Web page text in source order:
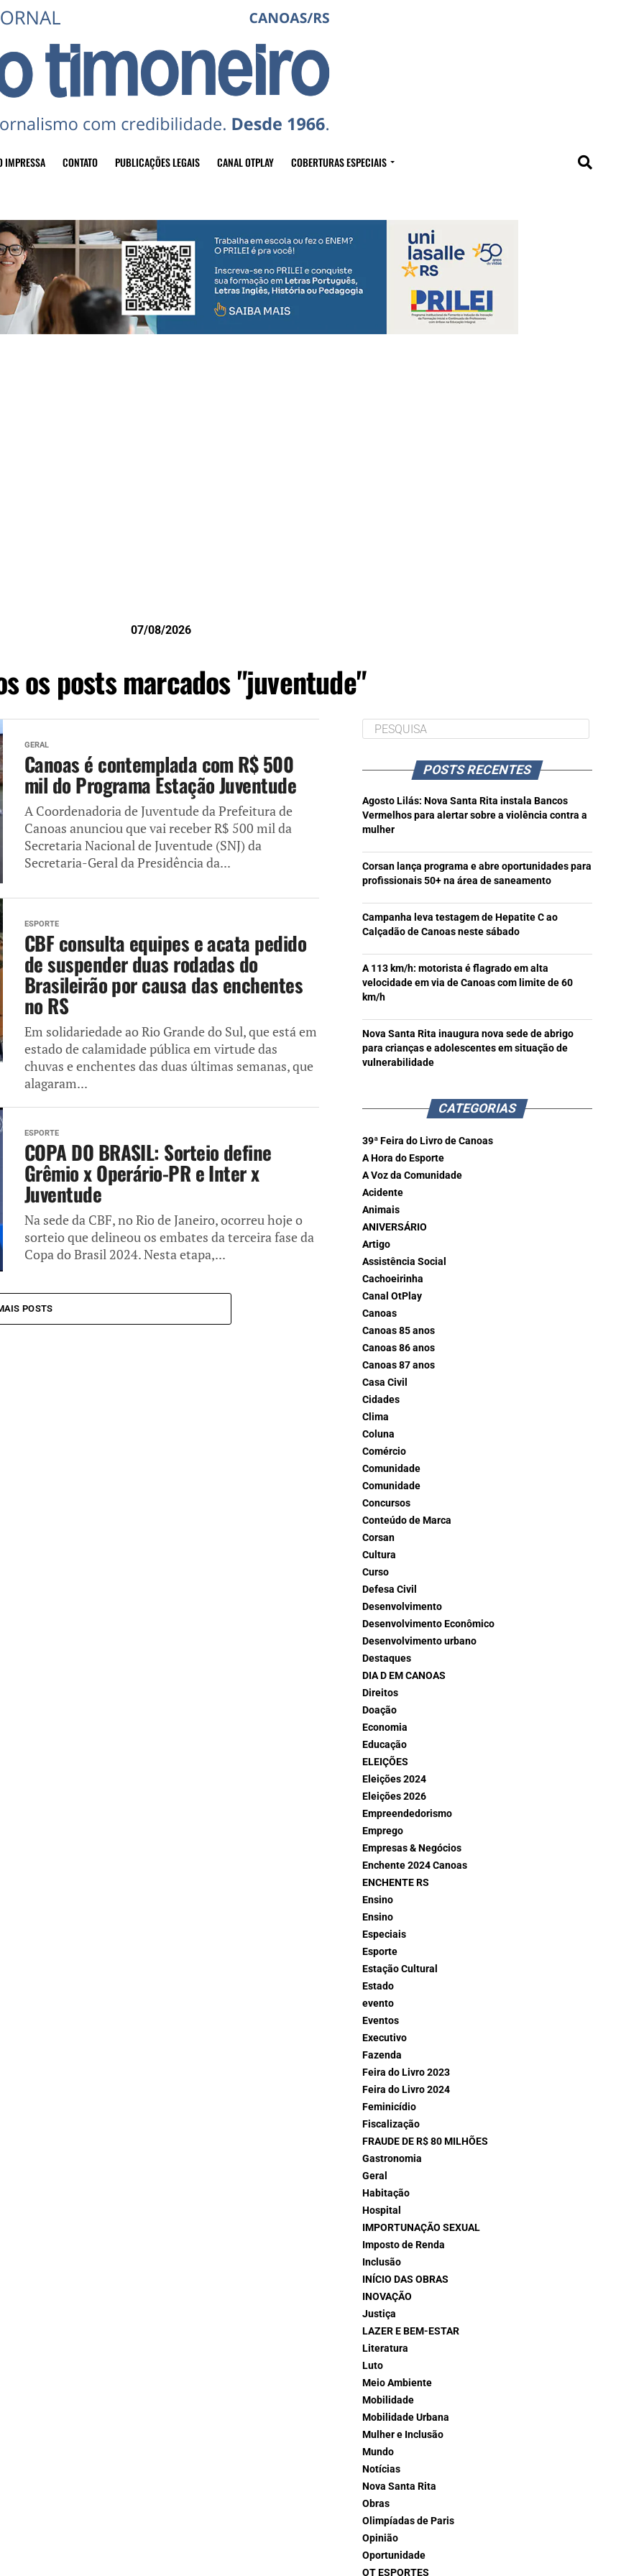
IMPRESSA CONTATO PUBLICAÇÕES LEGAIS CANAL OTPLAY COBERTURAS ESPECIAIS
07/08/2026
os posts marcados "juventude"
GERAL
Canoas é contemplada com R$ 500
mil do Programa Estação Juventude
A Coordenadoria de Juventude da Prefeitura de
Canoas anunciou que vai receber R$ 500 mil da
Secretaria Nacional de Juventude (SNJ) da
Secretaria-Geral da Presidência da...
ESPORTE
CBF consulta equipes e acata pedido
de suspender duas rodadas do
Brasileirão por causa das enchentes
no RS
Em solidariedade ao Rio Grande do Sul, que está em
estado de calamidade pública em virtude das
chuvas e enchentes das duas últimas semanas, que
alagaram...
ESPORTE
COPA DO BRASIL: Sorteio define
Grêmio x Operário-PR e Inter x
Juventude
Na sede da CBF, no Rio de Janeiro, ocorreu hoje o
sorteio que delineou os embates da terceira fase da
Copa do Brasil 2024. Nesta etapa,...
POSTS
POSTS RECENTES
Agosto Lilás: Nova Santa Rita instala Bancos
Vermelhos para alertar sobre a violência contra a
mulher
Corsan lança programa e abre oportunidades para
profissionais 50+ na área de saneamento
Campanha leva testagem de Hepatite C ao
Calçadão de Canoas neste sábado
A 113 km/h: motorista é flagrado em alta
velocidade em via de Canoas com limite de 60
km/h
Nova Santa Rita inaugura nova sede de abrigo
para crianças e adolescentes em situação de
vulnerabilidade
CATEGORIAS
39ª Feira do Livro de Canoas
A Hora do Esporte
A Voz da Comunidade
Acidente
Animais
ANIVERSÁRIO
Artigo
Assistência Social
Cachoeirinha
Canal OtPlay
Canoas
Canoas 85 anos
Canoas 86 anos
Canoas 87 anos
Casa Civil
Cidades
Clima
Coluna
Comércio
Comunidade
Comunidade
Concursos
Conteúdo de Marca
Corsan
Cultura
Curso
Defesa Civil
Desenvolvimento
Desenvolvimento Econômico
Desenvolvimento urbano
Destaques
DIA D EM CANOAS
Direitos
Doação
Economia
Educação
ELEIÇÕES
Eleições 2024
Eleições 2026
Empreendedorismo
Emprego
Empresas & Negócios
Enchente 2024 Canoas
ENCHENTE RS
Ensino
Ensino
Especiais
Esporte
Estação Cultural
Estado
evento
Eventos
Executivo
Fazenda
Feira do Livro 2023
Feira do Livro 2024
Feminicídio
Fiscalização
FRAUDE DE R$ 80 MILHÕES
Gastronomia
Geral
Habitação
Hospital
IMPORTUNAÇÃO SEXUAL
Imposto de Renda
Inclusão
INÍCIO DAS OBRAS
INOVAÇÃO
Justiça
LAZER E BEM-ESTAR
Literatura
Luto
Meio Ambiente
Mobilidade
Mobilidade Urbana
Mulher e Inclusão
Mundo
Notícias
Nova Santa Rita
Obras
Olimpíadas de Paris
Opinião
Oportunidade
OT ESPORTES